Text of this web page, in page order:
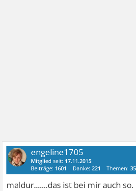
engeline1705
Mitglied seit: 17.11.2015
Beiträge: 1601 Danke:221 Themen:35
maldur.......das ist bei mir auch